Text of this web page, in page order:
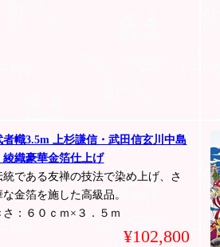
者幟3.5m 上杉謙信・武田信玄川中島
織豪華金箔仕上げ
統である友禅の技法で染め上げ、さ
金箔を施した高級品。
さ：６０ｃｍ×３．５ｍ
¥102,800